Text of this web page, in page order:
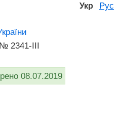
Укр Рус
№ 2341-III
08.07.2019